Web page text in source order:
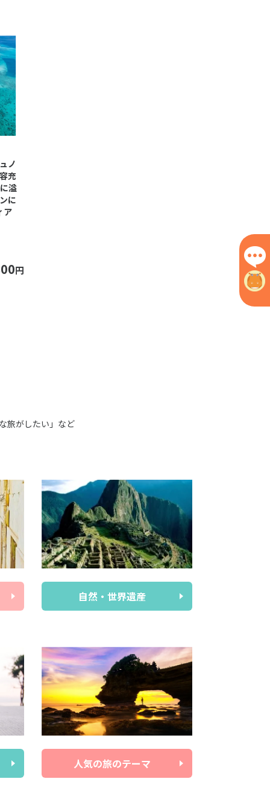
ノ
充
溢
に
ア
円
旅がしたい」など
自然・世界遺産
人気の旅のテーマ